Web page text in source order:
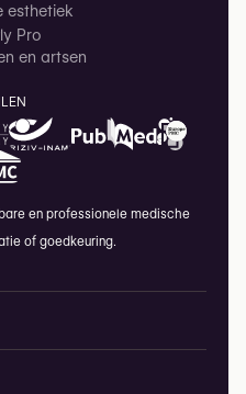
esthetiek
Pro
en artsen
EN
en professionele medische
of goedkeuring.